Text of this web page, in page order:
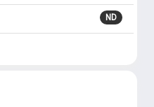
ND